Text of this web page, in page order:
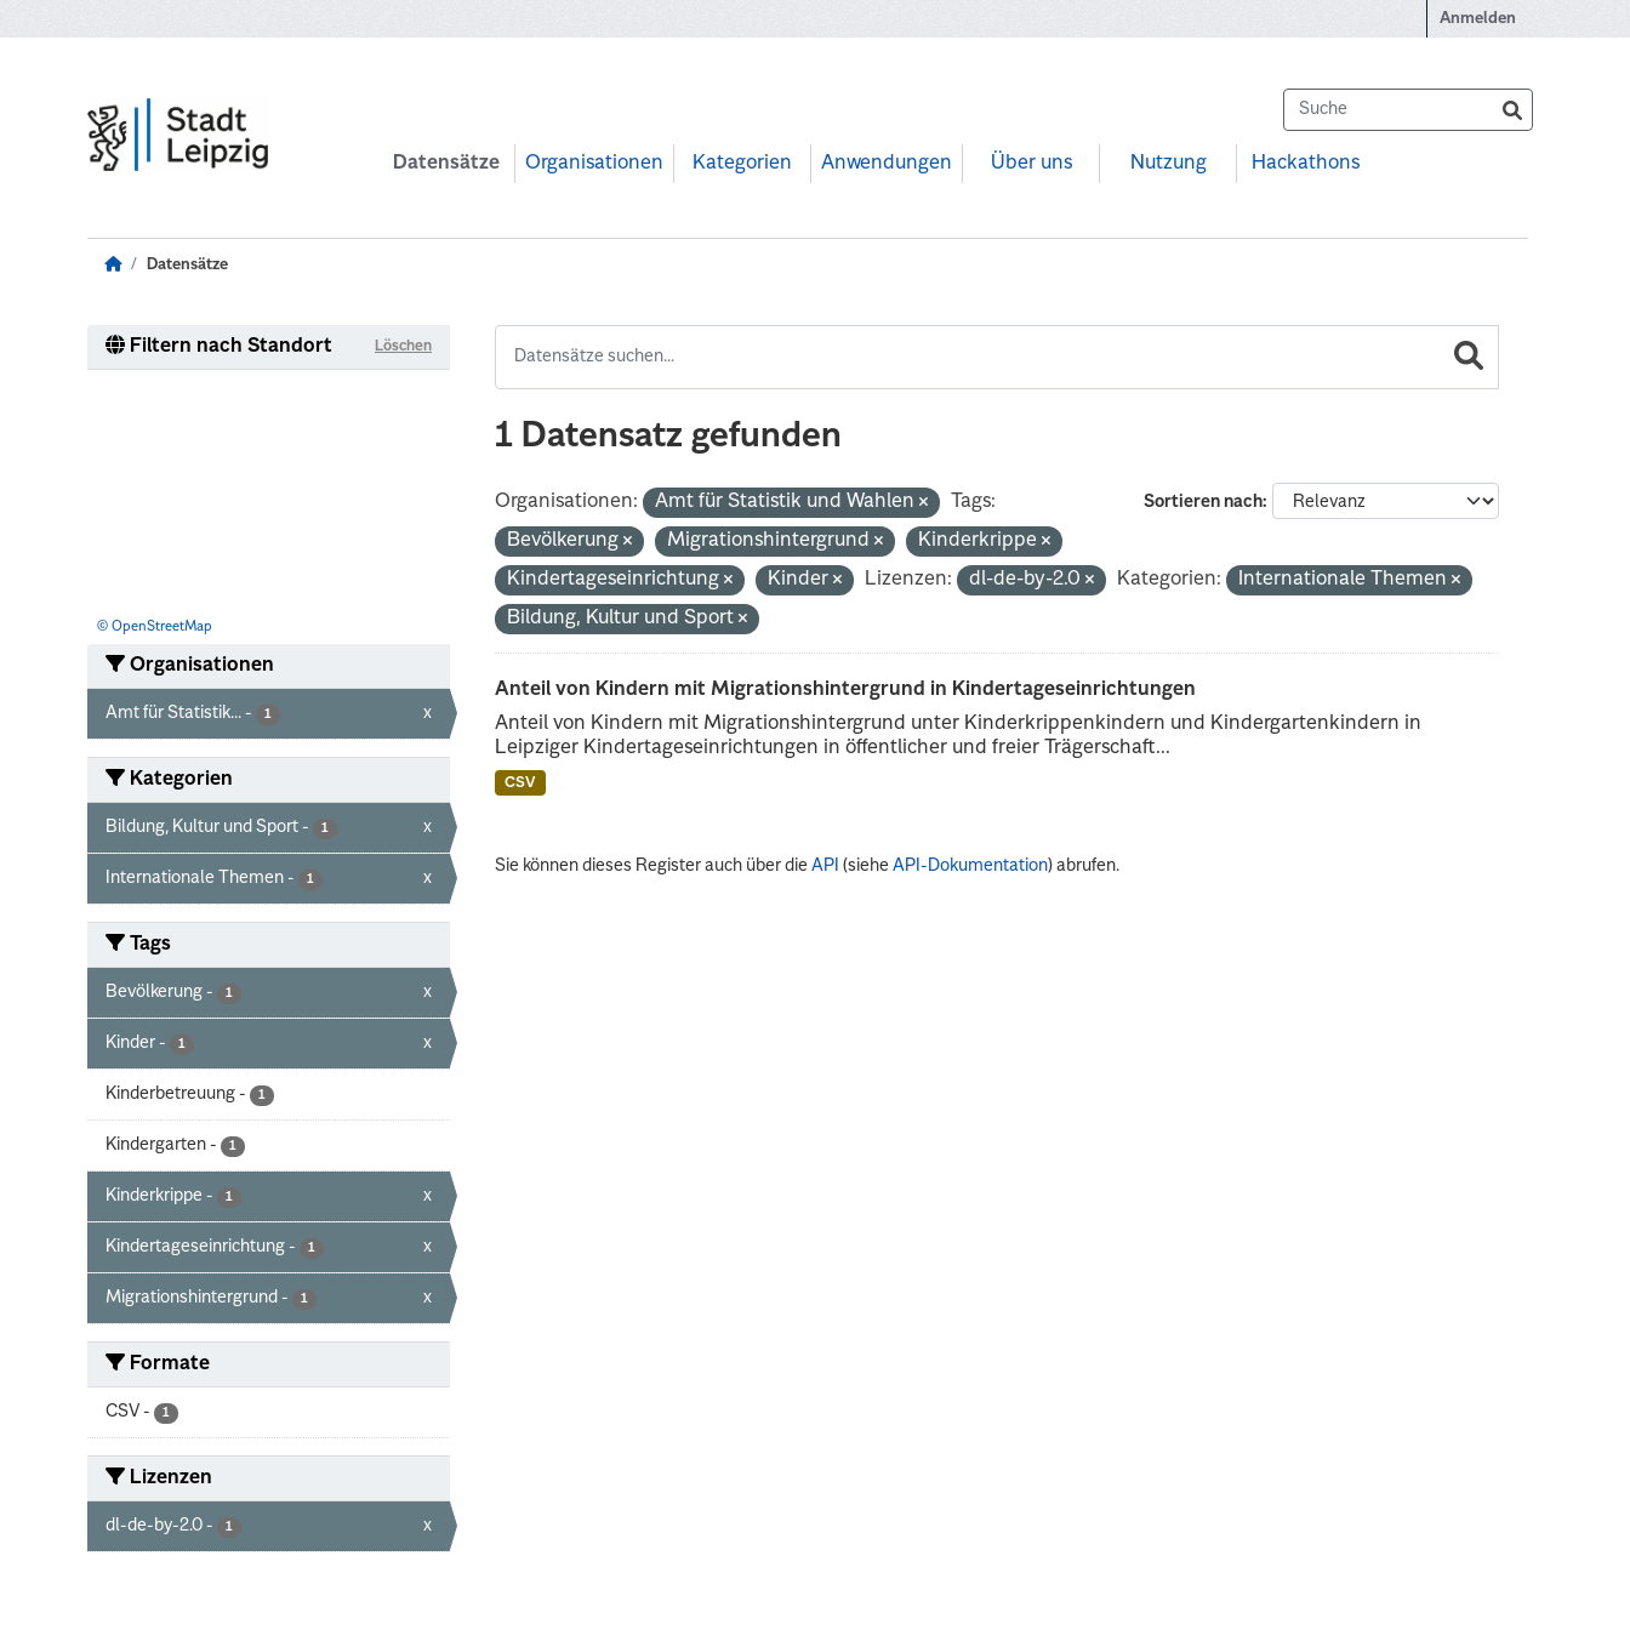
Anmelden
Datensätze Organisationen Kategorien Anwendungen Über uns Nutzung Hackathons
Datensätze
Filtern nach Standort Löschen
© OpenStreetMap
Organisationen
Amt für Statistik... - 1 x
Kategorien
Bildung, Kultur und Sport - 1 x
Internationale Themen - 1 x
Tags
Bevölkerung - 1 x
Kinder - 1 x
Kinderbetreuung - 1
Kindergarten - 1
Kinderkrippe - 1 x
Kindertageseinrichtung - 1 x
Migrationshintergrund - 1 x
Formate
CSV - 1
Lizenzen
dl-de-by-2.0 - 1 x
1 Datensatz gefunden
Sortieren nach
Organisationen: Amt für Statistik und Wahlen
Tags:
Bevölkerung
Migrationshintergrund
Kinderkrippe
Kindertageseinrichtung
Kinder Lizenzen: dl-de-by-2.0 Kategorien:
Internationale Themen
Bildung, Kultur und Sport
Anteil von Kindern mit Migrationshintergrund in Kindertageseinrichtungen
Anteil von Kindern mit Migrationshintergrund unter Kinderkrippenkindern und Kindergartenkindern in
Leipziger Kindertageseinrichtungen in öffentlicher und freier Trägerschaft...
CSV
Sie können dieses Register auch über dieAPI (sieheAPI-Dokumentation) abrufen.